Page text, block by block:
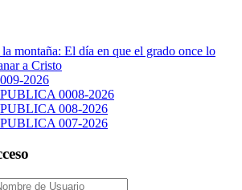
montaña: El día en que el grado once lo
a Cristo
2026
0008-2026
008-2026
007-2026